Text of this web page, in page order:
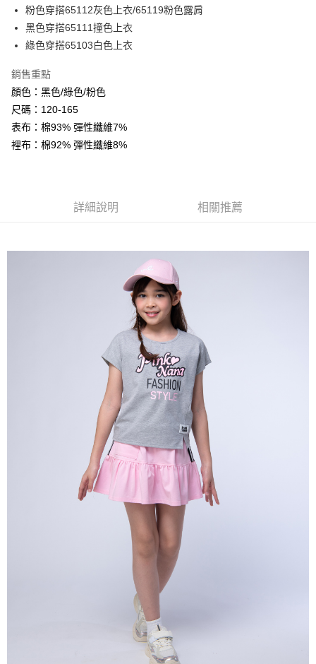
Apple Pay
Google Pay
運送方式
全家付款取貨
每筆NT$80，滿NT$2,000(含以上)免運費
付款後7-11取貨
每筆NT$80，滿NT$2,000(含以上)免運費
每筆NT$80，滿NT$2,000(含以上)免運費
粉色穿搭65112灰色上衣/65119粉色露肩
黑色穿搭65111撞色上衣
綠色穿搭65103白色上衣
銷售重點
顏色：黑色/綠色/粉色
尺碼：120-165
表布：棉93% 彈性纖維7%
裡布：棉92% 彈性纖維8%
詳細說明 相關推薦